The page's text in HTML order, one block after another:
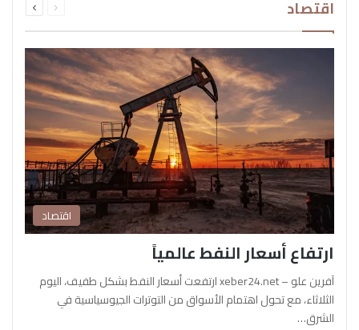
اقتصاد الصفحةالصفحة
اقتصاد
ارتفاع أسعار النفط عالمياً
آفرين علو – xeber24.net ارتفعت أسعار النفط بشكل طفيف، اليوم
الثلاثاء، مع تحول اهتمام الأسواق من التوترات الجيوسياسية في
الشرق…